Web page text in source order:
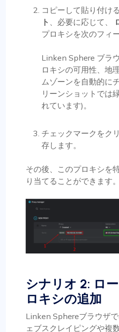
コピーして貼り付ける
ト 、必要に応じて、
プロキシを次のフィ
Linken Sphere ブラ
ロキシの可用性、地
ムゾーンを自動的に
リーンショットでは
れています)。
チェックマークをク
存します。
その後、このプロキシを
り当てることができます。
シナリオ 2: ロ
ロキシの追加
Linken Sphereブラウザで
ェブスクレイピングや複